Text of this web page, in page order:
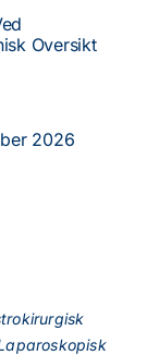
Oversikt
2026